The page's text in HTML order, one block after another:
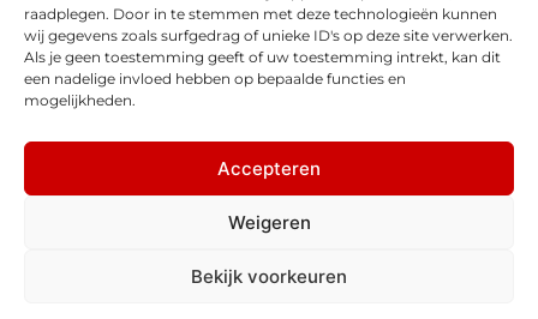
raadplegen. Door in te stemmen met deze technologieën kunnen
wij gegevens zoals surfgedrag of unieke ID's op deze site verwerken.
Als je geen toestemming geeft of uw toestemming intrekt, kan dit
een nadelige invloed hebben op bepaalde functies en
mogelijkheden.
Accepteren
Weigeren
Bekijk voorkeuren
Volg ons
© 2026 - Honda Welman
Algemene voorwaarden